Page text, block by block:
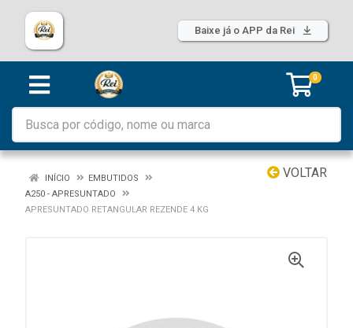
Baixe já o APP da Rei
0
VOLTAR
INÍCIO
EMBUTIDOS
A250 - APRESUNTADO
APRESUNTADO RETANGULAR REZENDE 4 KG